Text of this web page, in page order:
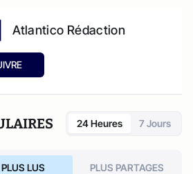
Atlantico Rédaction
24 Heures 7 Jours
PLUS LUS PLUS PARTAGES